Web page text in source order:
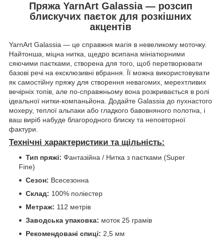
Пряжа YarnArt Galassia — розсип
блискучих паєток для розкішних
акцентів
YarnArt Galassia — це справжня магія в невеликому моточку.
Найтонша, міцна нитка, щедро всипана мініатюрними
сяючими паєтками, створена для того, щоб перетворювати
базові речі на ексклюзивні вбрання. Її можна використовувати
як самостійну пряжу для створення невагомих, мерехтливих
вечірніх топів, але по-справжньому вона розкривається в ролі
ідеальної нитки-компаньйона. Додайте Galassia до пухнастого
мохеру, теплої альпаки або гладкого бавовняного полотна, і
ваш виріб набуде благородного блиску та неповторної
фактури.
Технічні характеристики та щільність:
Тип пряжі: Фантазійна / Нитка з паєтками (Super
Fine)
Сезон: Всесезонна
Склад: 100% поліестер
Метраж: 112 метрів
Заводська упаковка: моток 25 грамів
Рекомендовані спиці: 2,5 мм